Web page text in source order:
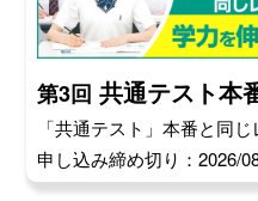
第3回 共通テスト本
「共通テスト」本番と同
申し込み締め切り：2026/